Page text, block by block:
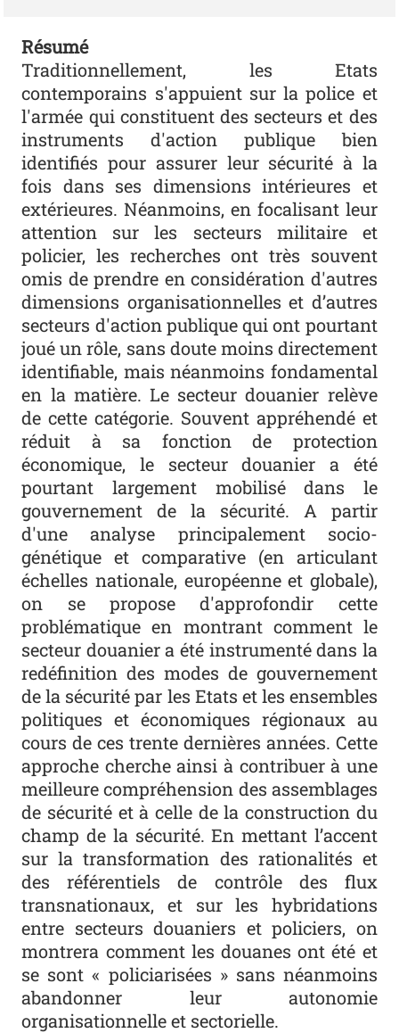
Résumé
Traditionnellement, les Etats
contemporains s'appuient sur la police et
l'armée qui constituent des secteurs et des
instruments d'action publique bien
identifiés pour assurer leur sécurité à la
fois dans ses dimensions intérieures et
extérieures. Néanmoins, en focalisant leur
attention sur les secteurs militaire et
policier, les recherches ont très souvent
omis de prendre en considération d'autres
dimensions organisationnelles et d’autres
secteurs d'action publique qui ont pourtant
joué un rôle, sans doute moins directement
identifiable, mais néanmoins fondamental
en la matière. Le secteur douanier relève
de cette catégorie. Souvent appréhendé et
réduit à sa fonction de protection
économique, le secteur douanier a été
pourtant largement mobilisé dans le
gouvernement de la sécurité. A partir
d'une analyse principalement socio-
génétique et comparative (en articulant
échelles nationale, européenne et globale),
on se propose d'approfondir cette
problématique en montrant comment le
secteur douanier a été instrumenté dans la
redéfinition des modes de gouvernement
de la sécurité par les Etats et les ensembles
politiques et économiques régionaux au
cours de ces trente dernières années. Cette
approche cherche ainsi à contribuer à une
meilleure compréhension des assemblages
de sécurité et à celle de la construction du
champ de la sécurité. En mettant l’accent
sur la transformation des rationalités et
des référentiels de contrôle des flux
transnationaux, et sur les hybridations
entre secteurs douaniers et policiers, on
montrera comment les douanes ont été et
se sont « policiarisées » sans néanmoins
abandonner leur autonomie
organisationnelle et sectorielle.